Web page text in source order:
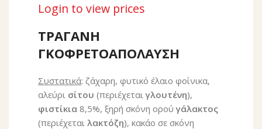
Login to view prices
ΤΡΑΓΑΝΗ
ΓΚΟΦΡΕΤΟΑΠΟΛΑΥΣΗ
Συστατικά: ζάχαρη, φυτικό έλαιο φοίνικα,
αλεύρι σίτου (περιέχεταιγλουτένη),
φιστίκια 8,5%, ξηρή σκόνη ορούγάλακτος
(περιέχεται λακτόζη), κακάο σε σκόνη